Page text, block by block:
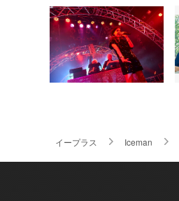
イープラス Iceman